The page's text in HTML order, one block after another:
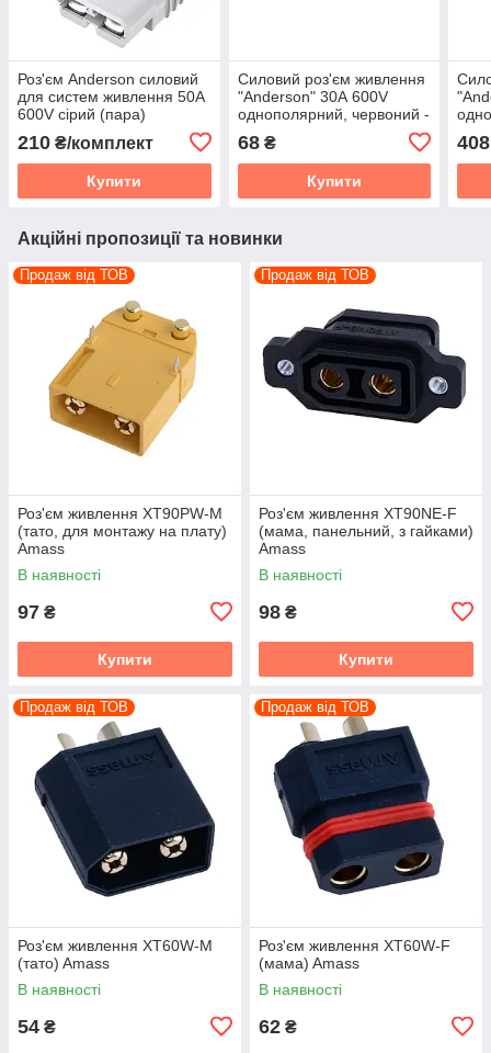
Роз'єм Аnderson силовий
для систем живлення 50А
600V сірий (пара)
210 ₴/комплект
Купити
Силовий роз'єм живлення
"Anderson" 30А 600V
однополярний, червоний -
68₴
Купити
408
Акційні пропозиції та новинки
Продаж від ТОВ
Роз'єм живлення XT90PW-M
(тато, для монтажу на плату)
Amass
В наявності
97 ₴
Купити
Продаж від ТОВ
Роз'єм живлення XT90NE-F
(мама, панельний, з гайками)
Amass
В наявності
98 ₴
Купити
Продаж від ТОВ
Роз'єм живлення XT60W-M
(тато) Amass
В наявності
54 ₴
Продаж від ТОВ
Роз'єм живлення XT60W-F
(мама) Amass
В наявності
62 ₴